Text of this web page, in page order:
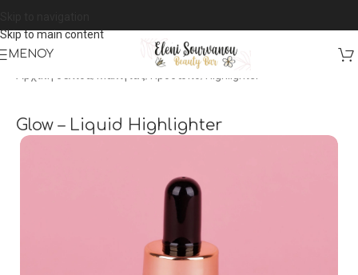
Skip to main content
ΜΕΝΟΎ
Glow – Liquid Highlighter